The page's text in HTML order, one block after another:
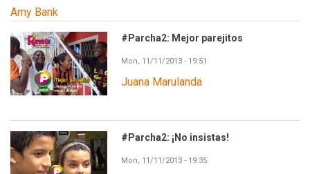
Amy Bank
#Parcha2: Mejor parejitos
Mon, 11/11/2013 - 19:51
Juana Marulanda
#Parcha2: ¡No insistas!
Mon, 11/11/2013 - 19:35